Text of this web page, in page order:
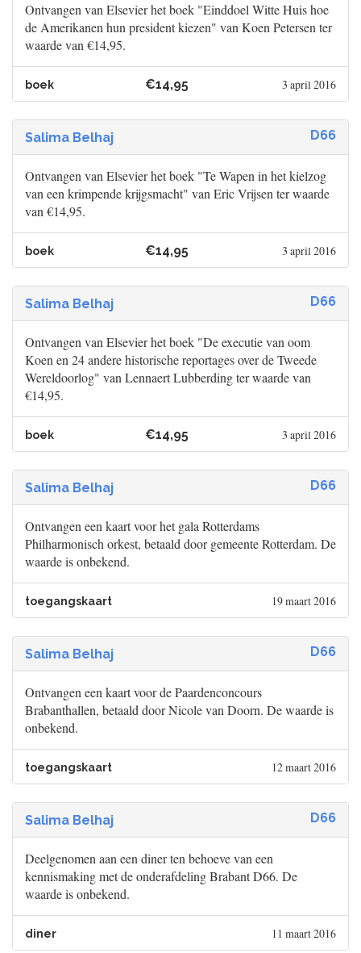
Ontvangen van Elsevier het boek "Einddoel Witte Huis hoe
de Amerikanen hun president kiezen" van Koen Petersen ter
waarde van €14,95.
boek €14,95 3 april 2016
Salima Belhaj D66
Ontvangen van Elsevier het boek "Te Wapen in het kielzog
van een krimpende krijgsmacht" van Eric Vrijsen ter waarde
van €14,95.
boek €14,95 3 april 2016
Salima Belhaj D66
Ontvangen van Elsevier het boek "De executie van oom
Koen en 24 andere historische reportages over de Tweede
Wereldoorlog" van Lennaert Lubberding ter waarde van
€14,95.
boek €14,95 3 april 2016
Salima Belhaj D66
Ontvangen een kaart voor het gala Rotterdams
Philharmonisch orkest, betaald door gemeente Rotterdam. De
waarde is onbekend.
toegangskaart 19 maart 2016
Salima Belhaj D66
Ontvangen een kaart voor de Paardenconcours
Brabanthallen, betaald door Nicole van Doorn. De waarde is
onbekend.
toegangskaart 12 maart 2016
Salima Belhaj D66
Deelgenomen aan een diner ten behoeve van een
kennismaking met de onderafdeling Brabant D66. De
waarde is onbekend.
diner 11 maart 2016